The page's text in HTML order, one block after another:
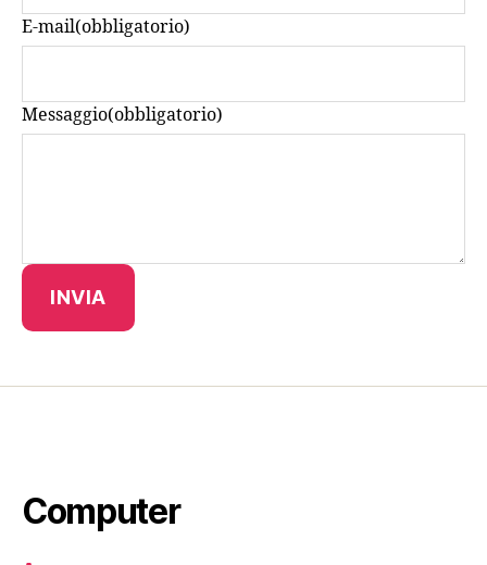
E-mail(obbligatorio)
Messaggio(obbligatorio)
INVIA
Computer